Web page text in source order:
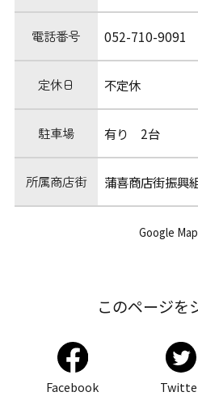
電話番号 052-710-9091
定休日 不定休
駐車場 有り 2台
所属商店街 蒲喜商店街振興
Google
このページを
Facebook